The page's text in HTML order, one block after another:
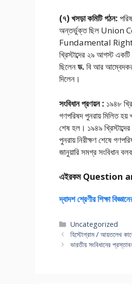
(৭) খসড়া কমিটি গঠন:
অন্তর্ভুক্ত ছিল
Fundamental Rights
খ্রিস্টাব্দের ২৯ আগস্ট
ছিলেনড. বি আর
দিলেন।
সংবিধান প্রণয়ন : ১৯৪৮
গণপরিষদ পুনরায় মিলিত হয়
শেষ হল। ১৯৪৯
পুনরায় নিরীক্ষণ শেষে
জানুয়ারি সমগ্র সংবিধান
এইরকম Question
দ্বাদশ শ্রেণীর শিক্ষা
Categories
Uncategorized
হিস্টোগ্রাম / আয়তলেখ
ভারতীয় সংবিধানের